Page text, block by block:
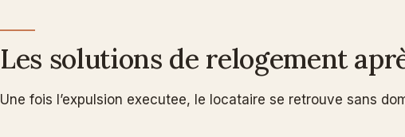
Les solutions de relogement
Une fois l’expulsion executee, le locataire se retrouve sans